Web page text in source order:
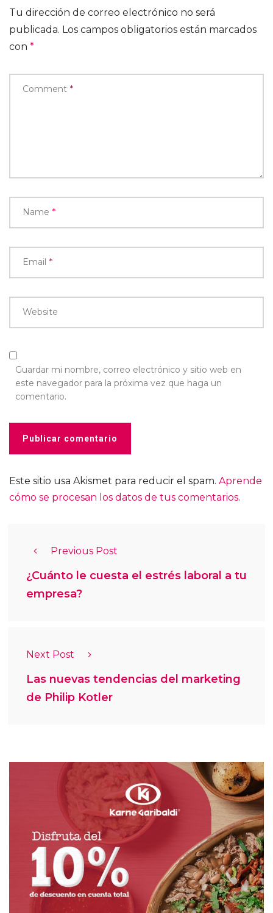
Tu dirección de correo electrónico no será
publicada. Los campos obligatorios están marcados
con *
Comment *
Name *
Email *
Website
Guardar mi nombre, correo electrónico y sitio web en
este navegador para la próxima vez que haga un
comentario.
Este sitio usa Akismet para reducir el spam. Aprende
cómo se procesan los datos de tus comentarios.
Previous Post
¿Cuánto le cuesta el estrés laboral a tu
empresa?
Next Post
Las nuevas tendencias del marketing
de Philip Kotler